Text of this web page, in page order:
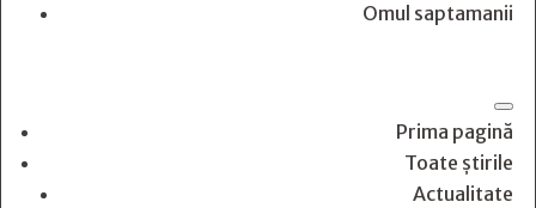
Omul saptamanii
Prima pagină
Toate știrile
Actualitate